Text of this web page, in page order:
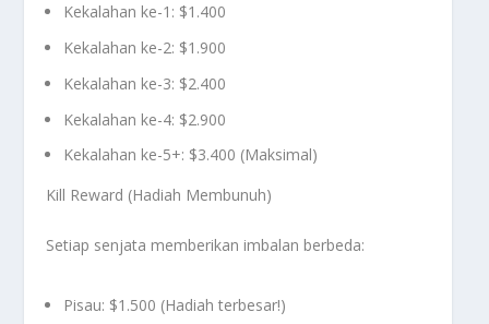
Kekalahan ke-1: $1.400
Kekalahan ke-2: $1.900
Kekalahan ke-3: $2.400
Kekalahan ke-4: $2.900
Kekalahan ke-5+: $3.400 (Maksimal)
Kill Reward (Hadiah Membunuh)
Setiap senjata memberikan imbalan berbeda:
Pisau: $1.500 (Hadiah terbesar!)